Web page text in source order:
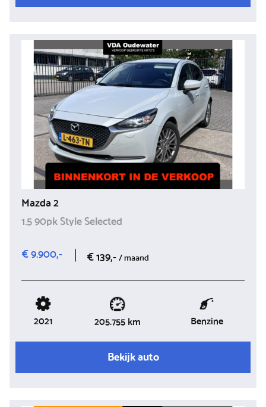
Mazda 2
1.5 90pk Style Selected
€ 9.900,-
€ 139,-/ maand
2021 205.755 km Benzine
Bekijk auto